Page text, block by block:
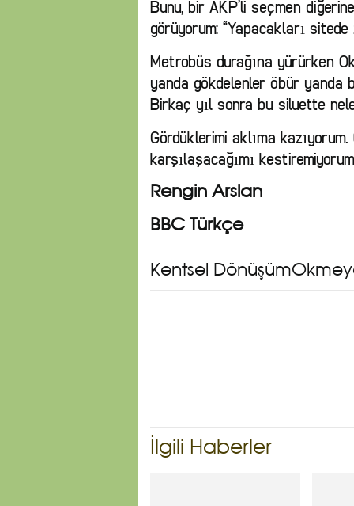
Bunu, bir AKP’li seçmen
görüyorum: “Yapacakları
Metrobüs durağına yürürken
yanda gökdelenler öbür yanda
Birkaç yıl sonra bu siluette
Gördüklerimi aklıma
karşılaşacağımı
Rengin Arslan
BBC Türkçe
Kentsel
İlgili Haberler